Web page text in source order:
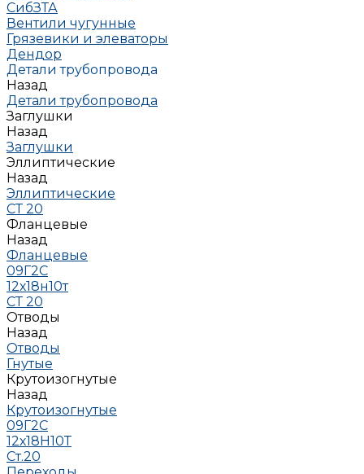
СибЗТА
Вентили чугунные
Грязевики и элеваторы
Дендор
Детали трубопровода
Назад
Детали трубопровода
Заглушки
Назад
Заглушки
Эллиптические
Назад
Эллиптические
СТ 20
Фланцевые
Назад
Фланцевые
09Г2С
12х18н10т
СТ 20
Отводы
Назад
Отводы
Гнутые
Крутоизогнутые
Назад
Крутоизогнутые
09Г2С
12х18Н10Т
Ст.20